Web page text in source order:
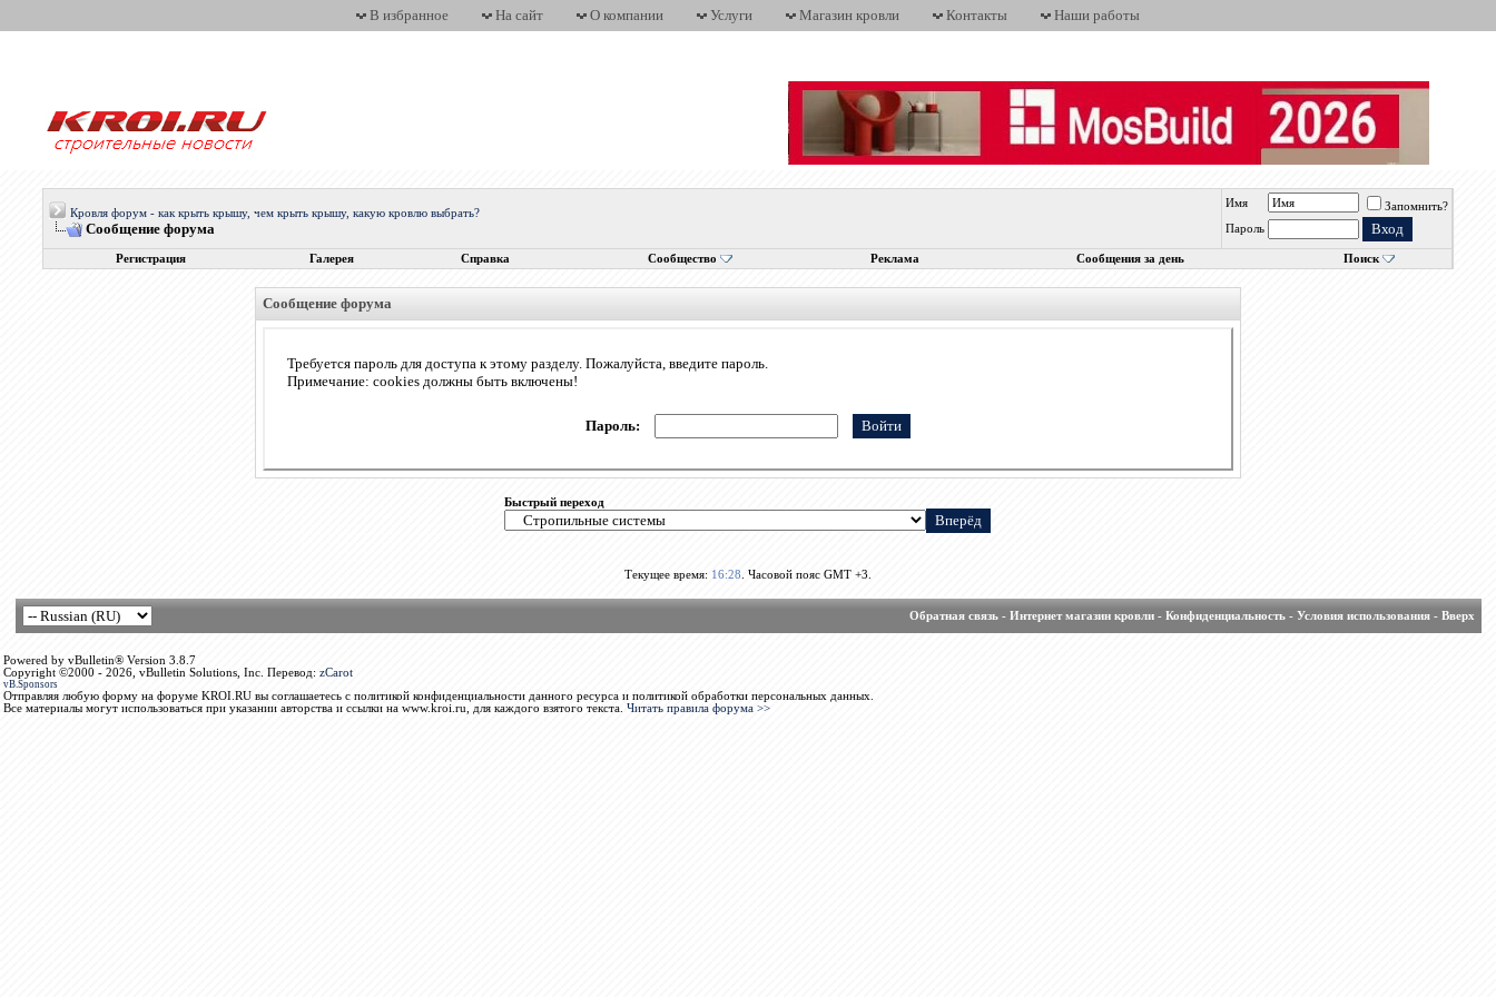
В избранное На сайт О компании Услуги Магазин кровли Контакты Наши работы
Кровля форум - как крыть крышу, чем крыть крышу, какую кровлю выбрать?
Сообщение форума
Имя
Запомнить?
Пароль
Регистрация Галерея Справка Сообщество Реклама Сообщения за день Поиск
Сообщение форума
Требуется пароль для доступа к этому разделу. Пожалуйста, введите пароль.
Примечание: cookies должны быть включены!
Пароль:
Быстрый переход
Текущее время: 16:28 . Часовой пояс GMT +3.
Обратная связь- Интернет магазин кровли- Конфиденциальность- Условия использования- Вверх
Powered by vBulletin® Version 3.8.7
Copyright ©2000 - 2026, vBulletin Solutions, Inc. Перевод: zCarot
vB.Sponsors
Отправляя любую форму на форуме KROI.RU вы соглашаетесь с политикой конфиденциальности данного ресурса и политикой обработки персональных данных.
Все материалы могут использоваться при указании авторства и ссылки на www.kroi.ru, для каждого взятого текста. Читать правила форума >>